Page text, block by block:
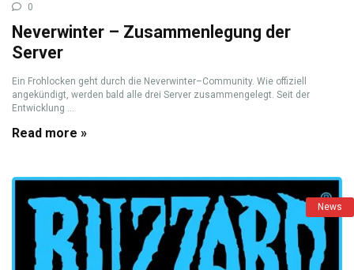
0
Neverwinter – Zusammenlegung der
Server
Ein Frohlocken geht durch die Neverwinter–Community. Wie offiziell
angekündigt, werden bald alle drei Server zusammengelegt. Seit der
Entwicklung ...
Read more »
News